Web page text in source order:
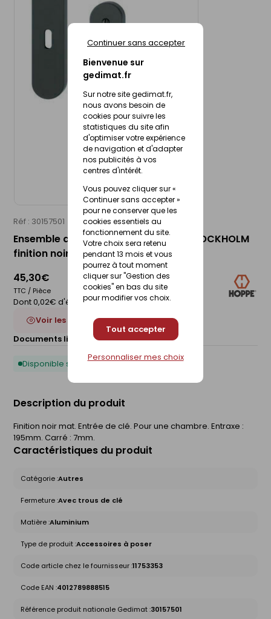
Bienvenue sur
gedimat.fr
Sur notre site gedimat.fr,
nous avons besoin de
cookies pour suivre les
statistiques du site afin
d'optimiser votre expérience
de navigation et d'adapter
nos publicités à vos
centres d'intérêt.
Vous pouvez cliquer sur «
Continuer sans accepter »
pour ne conserver que les
cookies essentiels au
fonctionnement du site.
Votre choix sera retenu
pendant 13 mois et vous
pourrez à tout moment
cliquer sur "Gestion des
cookies" en bas du site
pour modifier vos choix.
Tout accepter
Continuer sans accepter
Personnaliser mes choix
Réf : 30157501 HOPPE
Ensemble de poignées sur plaques STOCKHOLM
finition noir mat clé L 38-47mm
45,30€
TTC / Pièce
Dont 0,02€ d'éco-participation
Voir les 3 déclinaisons
Documents liés :
Fiche technique
Disponible sous 10 jours
Description du produit
Finition noir mat. Entrée de clé. Pour une chambre. Entraxe :
195mm. Carré : 7mm.
Caractéristiques du produit
Catégorie :Autres
Fermeture :Avec trous de clé
Matière :Aluminium
Type de produit :Accessoires à poser
Code article chez le fournisseur :11753353
Code EAN :4012789888515
Référence produit nationale Gedimat :30157501